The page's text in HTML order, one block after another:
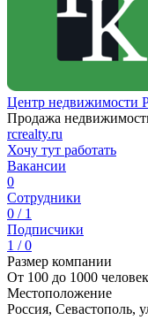
Центр недвижимости
Продажа
rcrealty.ru
Хочу тут работать
Вакансии
0
Сотрудники
0 / 1
Подписчики
1 / 0
Размер компании
От 100 до 1000 человек
Местоположение
Россия, Севастополь,